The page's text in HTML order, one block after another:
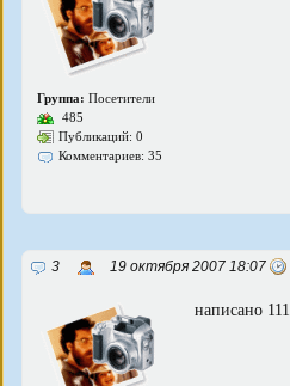
Группа: Посетители
485
Публикаций: 0
Комментариев: 35
3 19 октября 2007 18:07
написано